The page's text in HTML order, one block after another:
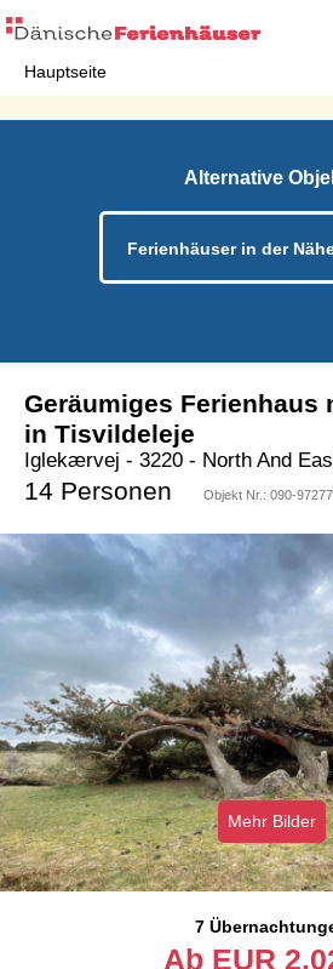
Hauptseite
Alternative
Ferienhäuser in der
Geräumiges Ferienhaus
in Tisvildeleje
Iglekærvej
- Tisvildeleje
- 3220 - North And
14 Personen Objekt Nr.: 090-97277
Mehr Bilder
7
Ab EUR